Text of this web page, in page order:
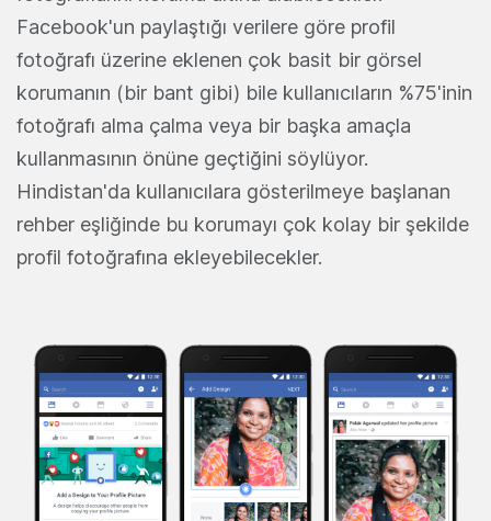
Facebook'un paylaştığı verilere göre profil
fotoğrafı üzerine eklenen çok basit bir görsel
korumanın (bir bant gibi) bile kullanıcıların %75'inin
fotoğrafı alma çalma veya bir başka amaçla
kullanmasının önüne geçtiğini söylüyor.
Hindistan'da kullanıcılara gösterilmeye başlanan
rehber eşliğinde bu korumayı çok kolay bir şekilde
profil fotoğrafına ekleyebilecekler.